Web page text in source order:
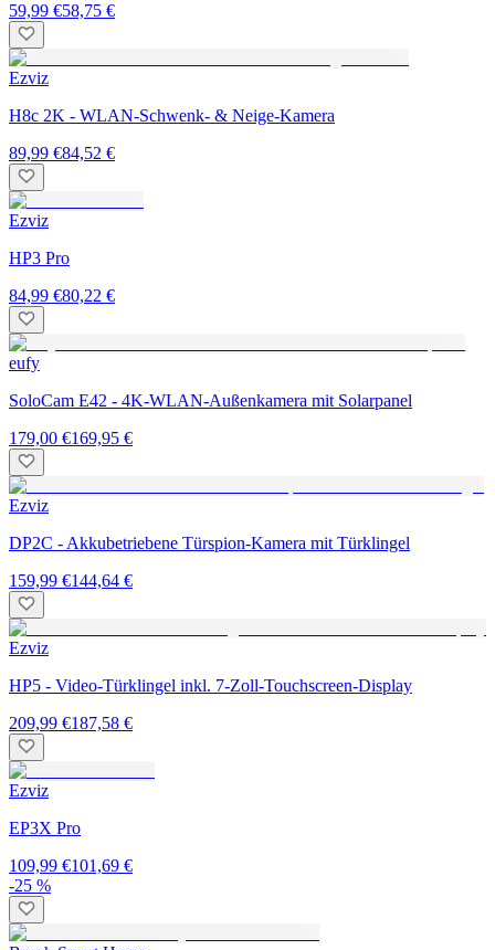
59,99 €58,75 €
Ezviz
H8c 2K - WLAN-Schwenk- & Neige-Kamera
89,99 €84,52 €
Ezviz
HP3 Pro
84,99 €80,22 €
eufy
SoloCam E42 - 4K-WLAN-Außenkamera mit Solarpanel
179,00 €169,95 €
Ezviz
DP2C - Akkubetriebene Türspion-Kamera mit Türklingel
159,99 €144,64 €
Ezviz
HP5 - Video-Türklingel inkl. 7-Zoll-Touchscreen-Display
209,99 €187,58 €
Ezviz
EP3X Pro
109,99 €101,69 €
-25 %